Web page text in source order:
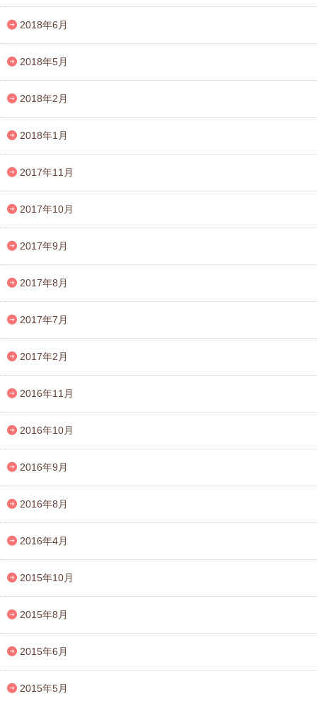
2018年6月
2018年5月
2018年2月
2018年1月
2017年11月
2017年10月
2017年9月
2017年8月
2017年7月
2017年2月
2016年11月
2016年10月
2016年9月
2016年8月
2016年4月
2015年10月
2015年8月
2015年6月
2015年5月